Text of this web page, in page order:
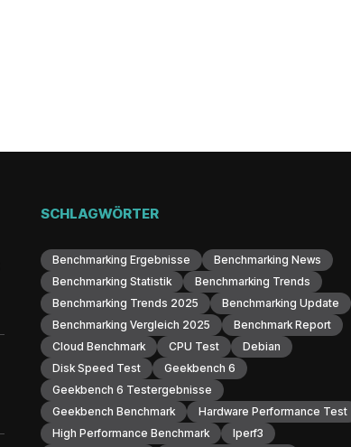
SCHLAGWÖRTER
Benchmarking Ergebnisse
Benchmarking News
Benchmarking Statistik
Benchmarking Trends
Benchmarking Trends 2025
Benchmarking Update
Benchmarking Vergleich 2025
Benchmark Report
Cloud Benchmark
CPU Test
Debian
Disk Speed Test
Geekbench 6
Geekbench 6 Testergebnisse
Geekbench Benchmark
Hardware Performance Test
High Performance Benchmark
Iperf3